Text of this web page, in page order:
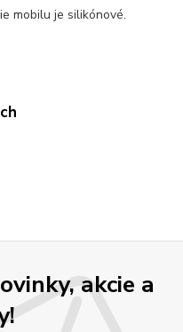
mobilu je silikónové.
akcie a